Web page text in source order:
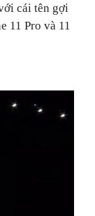
cái tên gợi
11 Pro và 11